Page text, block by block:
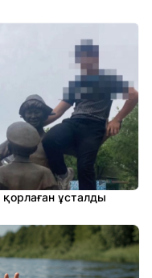
қорлаған ұсталды